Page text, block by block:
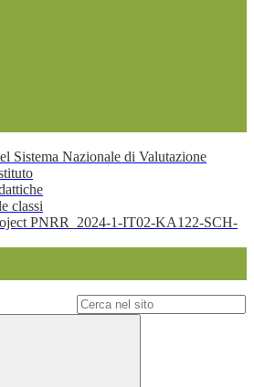
Sistema Nazionale di Valutazione
classi
PNRR_2024-1-IT02-KA122-SCH-